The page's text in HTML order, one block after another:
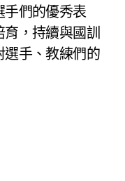
手們的優秀表
，持續與國訓
選手、教練們的